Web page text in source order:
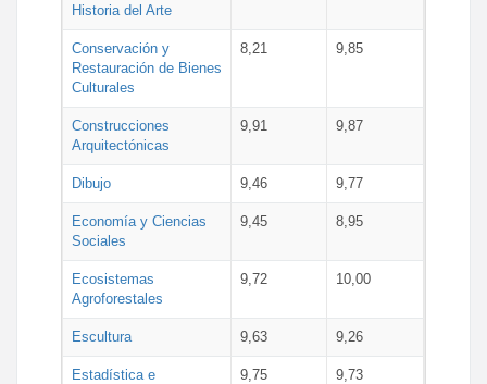
Historia del Arte
Conservación y
Restauración de Bienes
Culturales
8,21 9,85
Construcciones
Arquitectónicas
9,91 9,87
Dibujo 9,46 9,77
Economía y Ciencias
Sociales
9,45 8,95
Ecosistemas
Agroforestales
9,72 10,00
Escultura 9,63 9,26
Estadística e
9,75 9,73